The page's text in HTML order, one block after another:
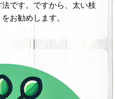
です。ですから、太い枝
お勧めします。